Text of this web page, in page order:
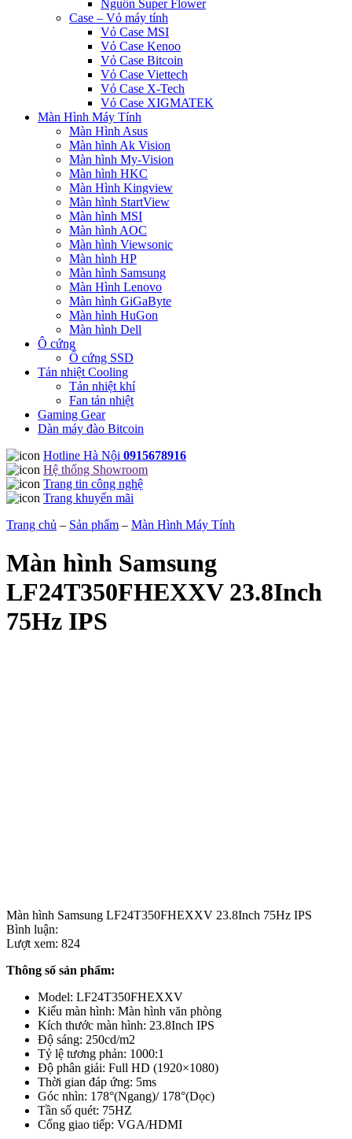
Nguồn Super Flower
Case – Vỏ máy tính
Vỏ Case MSI
Vỏ Case Kenoo
Vỏ Case Bitcoin
Vỏ Case Viettech
Vỏ Case X-Tech
Vỏ Case XIGMATEK
Màn Hình Máy Tính
Màn Hình Asus
Màn hình Ak Vision
Màn hình My-Vision
Màn hình HKC
Màn Hình Kingview
Màn hình StartView
Màn hình MSI
Màn hình AOC
Màn hình Viewsonic
Màn hình HP
Màn hình Samsung
Màn Hình Lenovo
Màn hình GiGaByte
Màn hình HuGon
Màn hình Dell
Ô cứng
Ổ cứng SSD
Tản nhiệt Cooling
Tản nhiệt khí
Fan tản nhiệt
Gaming Gear
Dàn máy đào Bitcoin
Hotline Hà Nội 0915678916
Hệ thống Showroom
Trang tin công nghệ
Trang khuyến mãi
Trang chủ – Sản phẩm – Màn Hình Máy Tính
Màn hình Samsung
LF24T350FHEXXV 23.8Inch
75Hz IPS
Màn hình Samsung LF24T350FHEXXV 23.8Inch 75Hz IPS
Bình luận:
Lượt xem: 824
Thông số sản phẩm:
Model: LF24T350FHEXXV
Kiểu màn hình: Màn hình văn phòng
Kích thước màn hình: 23.8Inch IPS
Độ sáng: 250cd/m2
Tỷ lệ tương phản: 1000:1
Độ phân giải: Full HD (1920×1080)
Thời gian đáp ứng: 5ms
Góc nhìn: 178°(Ngang)/ 178°(Dọc)
Tần số quét: 75HZ
Cổng giao tiếp: VGA/HDMI